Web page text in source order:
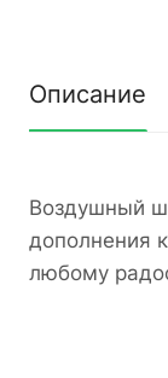
Описание
Воздушный
дополнения
любому